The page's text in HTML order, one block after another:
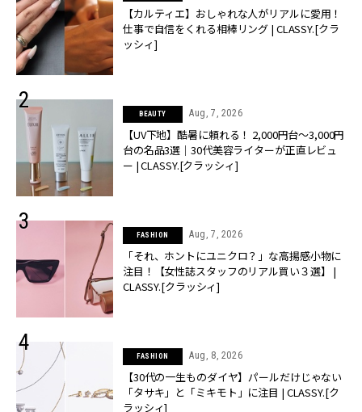
【カルティエ】おしゃれな人がリアルに愛用！
仕事で自信をくれる相棒リング | CLASSY.[クラ
ッシィ]
BEAUTY Aug, 7, 2026
【UV下地】酷暑に頼れる！ 2,000円台〜3,000円
台の名品3選｜30代美容ライターが正直レビュ
ー | CLASSY.[クラッシィ]
FASHION Aug, 7, 2026
「それ、ホントにユニクロ？」な高揚感小物に
注目！【女性誌スタッフのリアル買い３選】 |
CLASSY.[クラッシィ]
FASHION Aug, 8, 2026
【30代の一生ものダイヤ】パールだけじゃない
「タサキ」と「ミキモト」に注目 | CLASSY.[ク
ラッシィ]